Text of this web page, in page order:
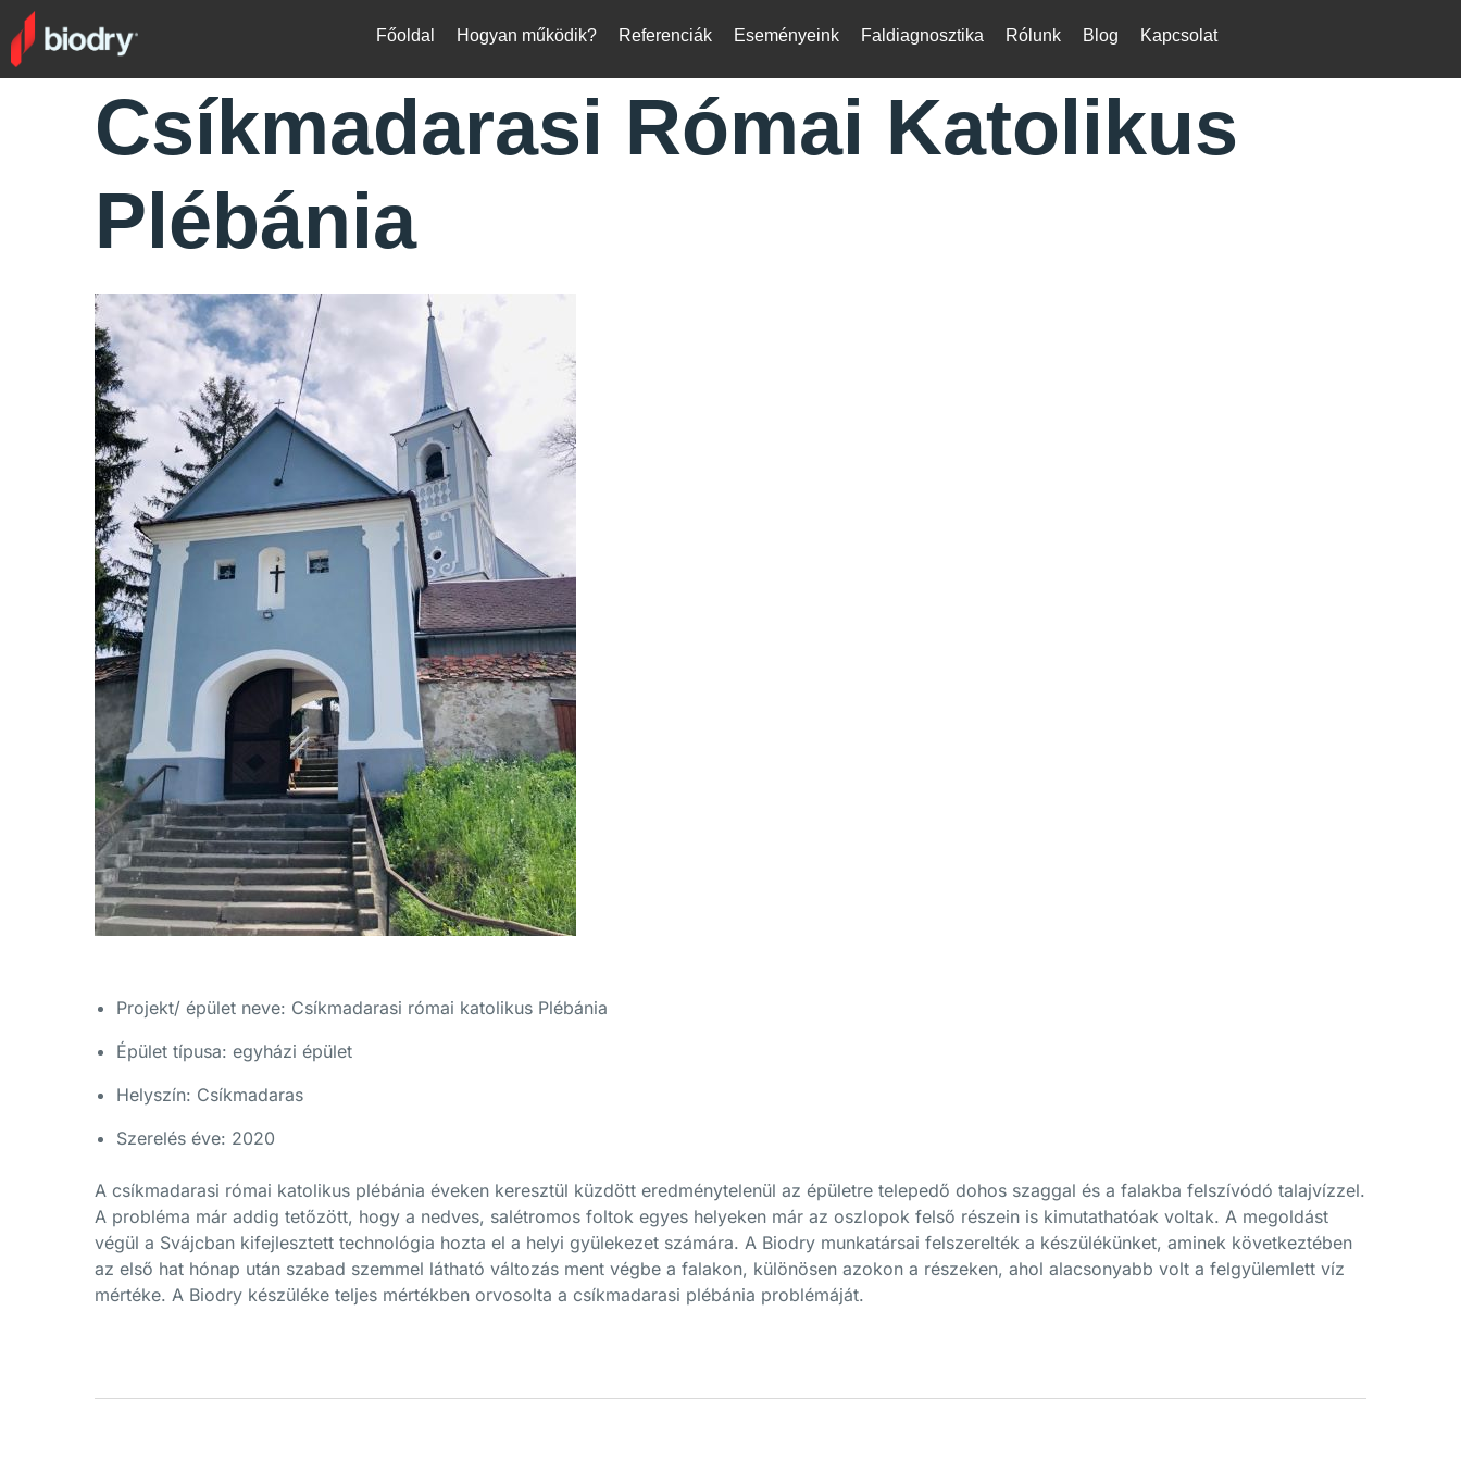
Főoldal Hogyan működik? Referenciák Eseményeink Faldiagnosztika Rólunk Blog Kapcsolat
Csíkmadarasi Római Katolikus
Plébánia
Projekt/ épület neve: Csíkmadarasi római katolikus Plébánia
Épület típusa: egyházi épület
Helyszín: Csíkmadaras
Szerelés éve: 2020
A csíkmadarasi római katolikus plébánia éveken keresztül küzdött eredménytelenül az épületre telepedő dohos szaggal és a falakba felszívódó talajvízzel.
A probléma már addig tetőzött, hogy a nedves, salétromos foltok egyes helyeken már az oszlopok felső részein is kimutathatóak voltak. A megoldást
végül a Svájcban kifejlesztett technológia hozta el a helyi gyülekezet számára. A Biodry munkatársai felszerelték a készülékünket, aminek következtében
az első hat hónap után szabad szemmel látható változás ment végbe a falakon, különösen azokon a részeken, ahol alacsonyabb volt a felgyülemlett víz
mértéke. A Biodry készüléke teljes mértékben orvosolta a csíkmadarasi plébánia problémáját.